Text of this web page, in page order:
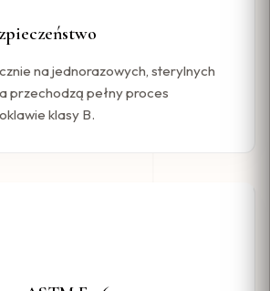
na jednorazowych, sterylnych
przechodzą pełny proces
klasy B.